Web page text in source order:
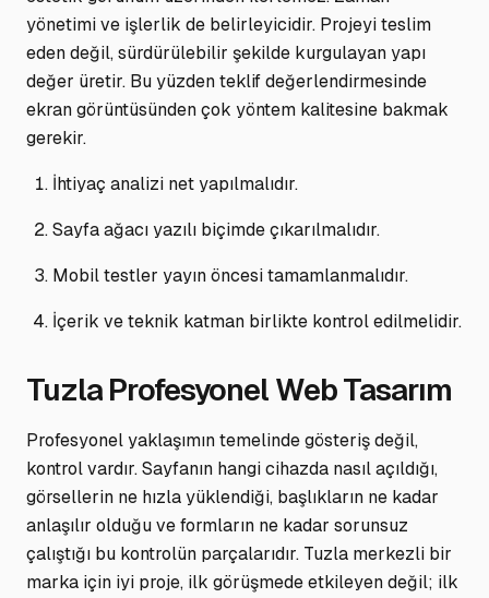
yönetimi ve işlerlik de belirleyicidir. Projeyi teslim
eden değil, sürdürülebilir şekilde kurgulayan yapı
değer üretir. Bu yüzden teklif değerlendirmesinde
ekran görüntüsünden çok yöntem kalitesine bakmak
gerekir.
İhtiyaç analizi net yapılmalıdır.
Sayfa ağacı yazılı biçimde çıkarılmalıdır.
Mobil testler yayın öncesi tamamlanmalıdır.
İçerik ve teknik katman birlikte kontrol edilmelidir.
Tuzla Profesyonel Web Tasarım
Profesyonel yaklaşımın temelinde gösteriş değil,
kontrol vardır. Sayfanın hangi cihazda nasıl açıldığı,
görsellerin ne hızla yüklendiği, başlıkların ne kadar
anlaşılır olduğu ve formların ne kadar sorunsuz
çalıştığı bu kontrolün parçalarıdır. Tuzla merkezli bir
marka için iyi proje, ilk görüşmede etkileyen değil; ilk